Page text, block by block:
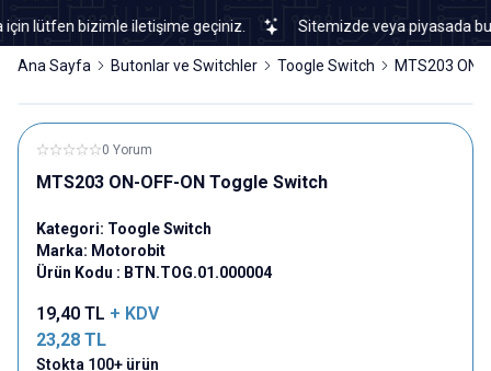
lütfen bizimle iletişime geçiniz. Sitemizde veya piyasada
Ana Sayfa Butonlar ve Switchler Toogle Switch MTS203 ON-
0 Yorum
MTS203 ON-OFF-ON Toggle Switch
Kategori: Toogle Switch
Marka: Motorobit
Ürün Kodu : BTN.TOG.01.000004
19,40 TL + KDV
23,28 TL
Stokta 100+ ürün